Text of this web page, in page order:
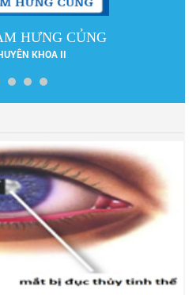
HƯNG CỦNG
KHOA II